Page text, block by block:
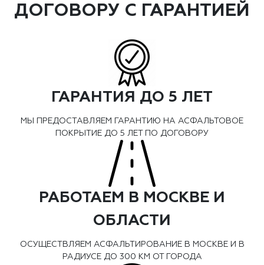
ДОГОВОРУ С ГАРАНТИЕЙ
ГАРАНТИЯ ДО 5 ЛЕТ
МЫ ПРЕДОСТАВЛЯЕМ ГАРАНТИЮ НА АСФАЛЬТОВОЕ
ПОКРЫТИЕ ДО 5 ЛЕТ ПО ДОГОВОРУ
РАБОТАЕМ В МОСКВЕ И
ОБЛАСТИ
ОСУЩЕСТВЛЯЕМ АСФАЛЬТИРОВАНИЕ В МОСКВЕ И В
РАДИУСЕ ДО 300 КМ ОТ ГОРОДА